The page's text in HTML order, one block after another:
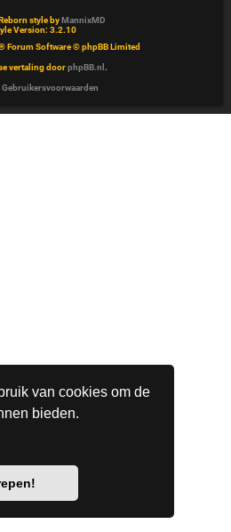
van cookies om de
bieden.
style byMannixMD
Version: 3.2.10
Forum Software © phpBB Limited
vertaling doorphpBB.nl .
Gebruikersvoorwaarden